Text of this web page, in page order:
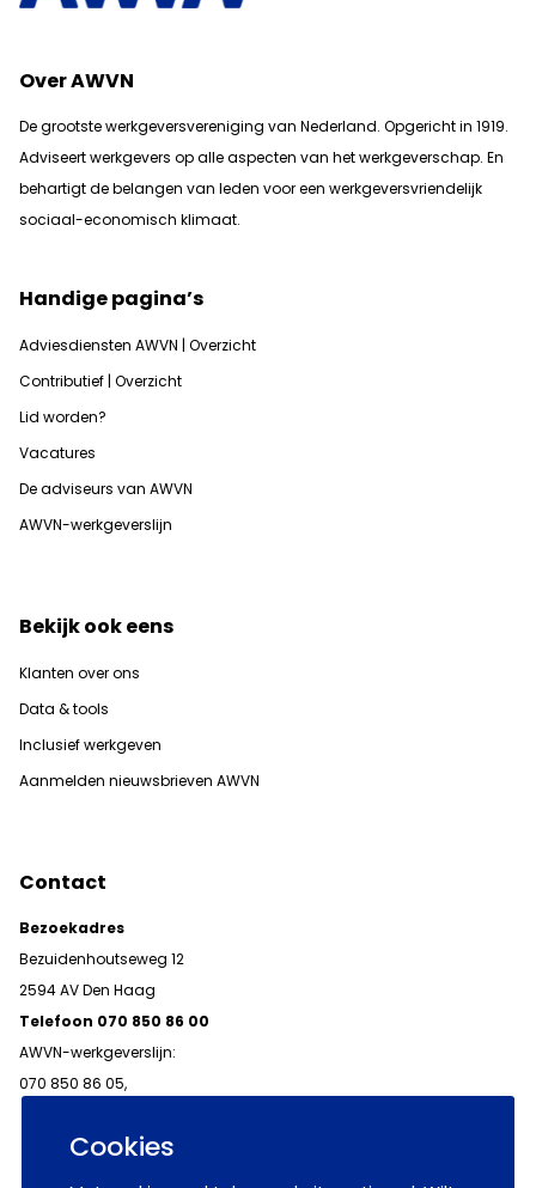
Cookies
Over AWVN
De grootste werkgeversvereniging van Nederland. Opgericht in 1919.
Adviseert werkgevers op alle aspecten van het werkgeverschap. En
behartigt de belangen van leden voor een werkgeversvriendelijk
sociaal-economisch klimaat.
Handige pagina’s
Adviesdiensten AWVN | Overzicht
Contributief | Overzicht
Lid worden?
Vacatures
De adviseurs van AWVN
AWVN-werkgeverslijn
Bekijk ook eens
Klanten over ons
Data & tools
Inclusief werkgeven
Aanmelden nieuwsbrieven AWVN
Contact
Bezoekadres
Bezuidenhoutseweg 12
2594 AV Den Haag
Telefoon 070 850 86 00
AWVN-werkgeverslijn:
070 850 86 05,